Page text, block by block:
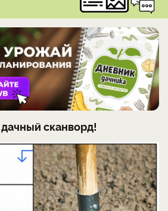
сканворд!